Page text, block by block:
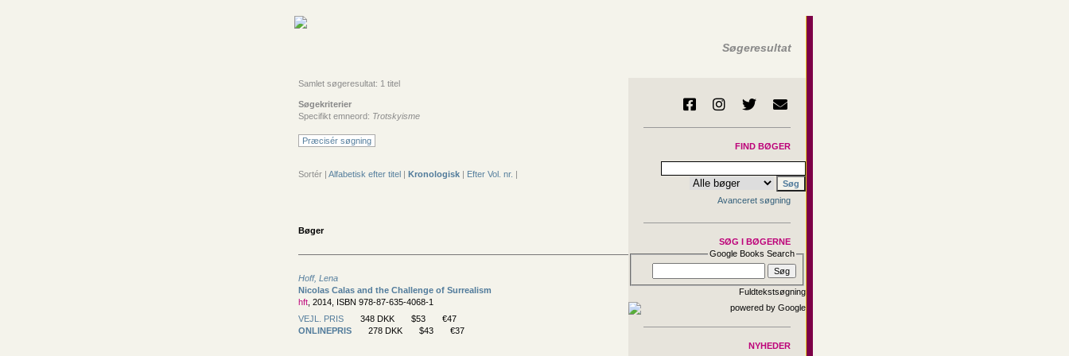
Søgeresultat
Samlet søgeresultat: 1 titel
Søgekriterier
Specifikt emneord: Trotskyisme
Præcisér søgning
Sortér | Alfabetisk efter titel | Kronologisk | Efter Vol. nr. |
Bøger
Hoff, Lena
Nicolas Calas and the Challenge of Surrealism
hft , 2014, ISBN 978-87-635-4068-1
VEJL. PRIS
348 DKK $53
€47
ONLINEPRIS
278 DKK $43 €37
FIND BØGER
Avanceret søgning
SØG I BØGERNE
Google Books Search
Fuldtekstsøgning
NYHEDER